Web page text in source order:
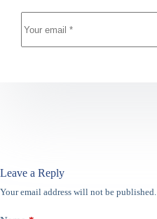
Leave a Reply
Your email address will not be published.